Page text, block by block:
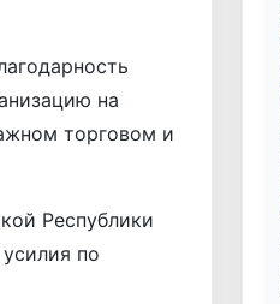
на
торговом и
Республики
по